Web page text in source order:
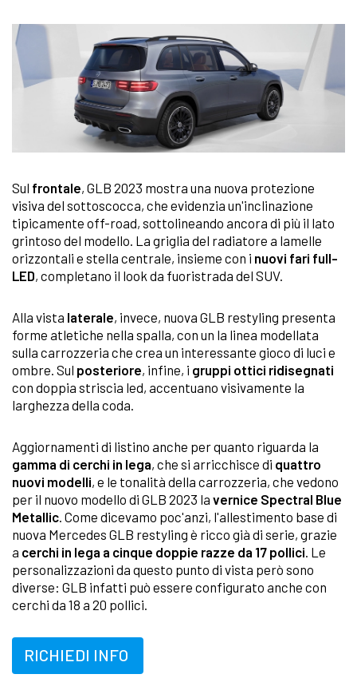
Sul frontale, GLB 2023 mostra una nuova protezione
visiva del sottoscocca, che evidenzia un'inclinazione
tipicamente off-road, sottolineando ancora di più il lato
grintoso del modello. La griglia del radiatore a lamelle
orizzontali e stella centrale, insieme con i nuovi fari full-
LED, completano il look da fuoristrada del SUV.
Alla vista laterale, invece, nuova GLB restyling presenta
forme atletiche nella spalla, con un la linea modellata
sulla carrozzeria che crea un interessante gioco di luci e
ombre. Sul posteriore, infine, i gruppi ottici ridisegnati
con doppia striscia led, accentuano visivamente la
larghezza della coda.
Aggiornamenti di listino anche per quanto riguarda la
gamma di cerchi in lega, che si arricchisce di quattro
nuovi modelli, e le tonalità della carrozzeria, che vedono
per il nuovo modello di GLB 2023 la vernice Spectral Blue
Metallic. Come dicevamo poc'anzi, l'allestimento base di
nuova Mercedes GLB restyling è ricco già di serie, grazie
a cerchi in lega a cinque doppie razze da 17 pollici. Le
personalizzazioni da questo punto di vista però sono
diverse: GLB infatti può essere configurato anche con
cerchi da 18 a 20 pollici.
RICHIEDI INFO